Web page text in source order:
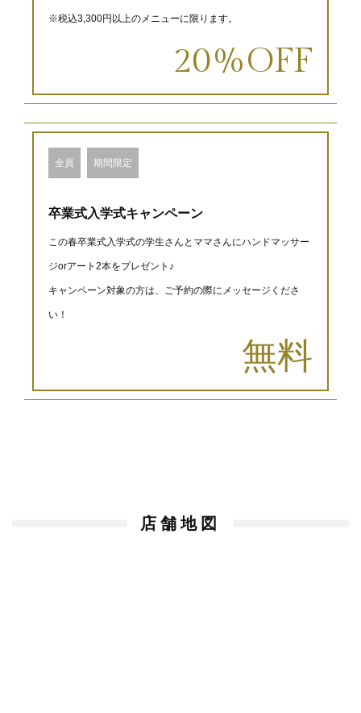
※税込3,300円以上のメニューに限ります。
20%OFF
全員 期間限定
卒業式入学式キャンペーン
この春卒業式入学式の学生さんとママさんにハンドマッサー
ジorアート2本をプレゼント♪
キャンペーン対象の方は、ご予約の際にメッセージくださ
い！
無料
店舗地図